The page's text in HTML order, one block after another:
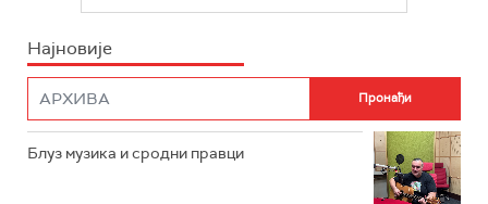
РАДИО РОКЕНРОЛЕР
ИНФО
Најновије
Блуз музика и сродни правци